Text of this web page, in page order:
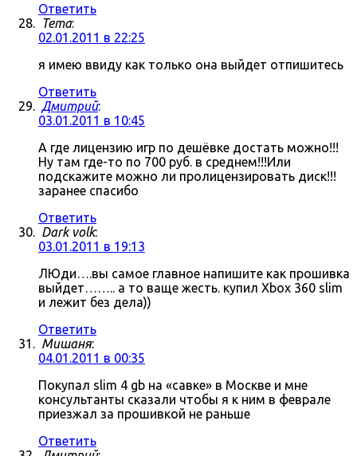
Ответить
Tema:
02.01.2011 в 22:25
я имею ввиду как только она выйдет отпишитесь
Ответить
Дмитрий:
03.01.2011 в 10:45
А где лицензию игр по дешёвке достать можно!!!
Ну там где-то по 700 руб. в среднем!!!Или
подскажите можно ли пролицензировать диск!!!
заранее спасибо
Ответить
Dark volk:
03.01.2011 в 19:13
ЛЮди….вы самое главное напишите как прошивка
выйдет…….. а то ваще жесть. купил Xbox 360 slim
и лежит без дела))
Ответить
Мишаня:
04.01.2011 в 00:35
Покупал slim 4 gb на «савке» в Москве и мне
консультанты сказали чтобы я к ним в феврале
приезжал за прошивкой не раньше
Ответить